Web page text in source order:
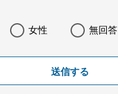
女性 無回答
送信する